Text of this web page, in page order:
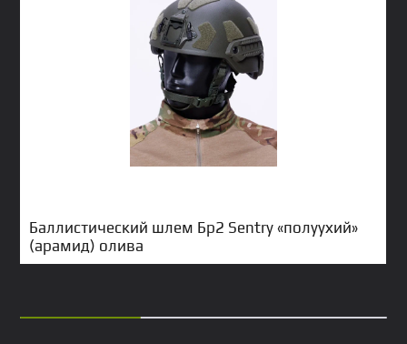
Баллистический шлем Бр2 Sentry «полуухий»
(арамид) олива